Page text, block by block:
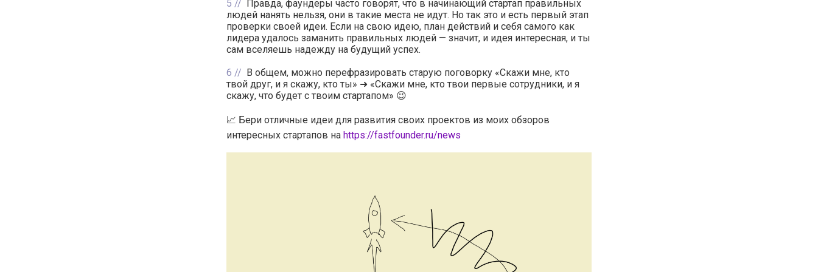
5
Правда, фаундеры часто говорят, что в начинающий стартап правильных
людей нанять нельзя, они в такие места не идут. Но так это и есть первый этап
проверки своей идеи. Если на свою идею, план действий и себя самого как
лидера удалось заманить правильных людей — значит, и идея интересная, и ты
сам вселяешь надежду на будущий успех.
6
В общем, можно перефразировать старую поговорку «Скажи мне, кто
твой друг, и я скажу, кто ты» ➜ «Скажи мне, кто твои первые сотрудники, и я
скажу, что будет с твоим стартапом» 😉
📈 Бери отличные идеи для развития своих проектов из моих обзоров
интересных стартапов на https://fastfounder.ru/news